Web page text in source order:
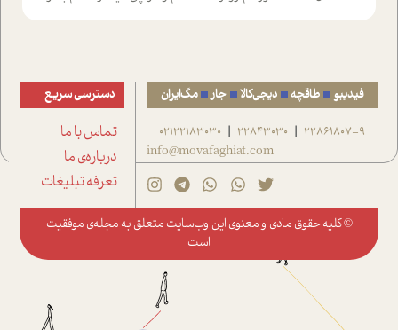
فیدیبو طاقچه دیجی‌کالا جار مگ‌ایران
22861807-9
|
22843030
|
02122183030
info@movafaghiat.com
دسترسی سریع
تماس با ما
درباره‌ی ما
تعرفه تبلیغات
© کلیه حقوق مادی و معنوی این وب‌سایت متعلق به مجله‌ی موفقیت
است